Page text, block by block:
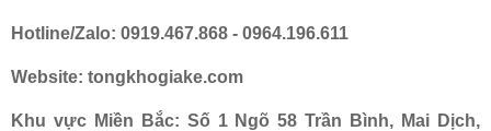
Hotline/Zalo: 0919.467.868 - 0964.196.611
Website: tongkhogiake.com
Khu vực Miền Bắc: Số 1 Ngõ 58 Trần Bình, Mai Dịch,